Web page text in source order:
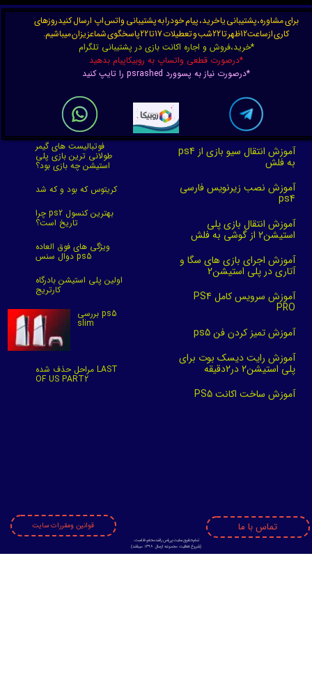
★★★★★
★★★★
★ ★
تمام حقوق سایت پی اس راشد محفوظ است.
​​​​​​​(شروع فعالیت مجموعه ازسال 1398 میباشد)
تماس با ما قوانین ومقررات سایت
آموزش انتقال سیو بازی از ps4
به فلش
آموزش نصب زیرنویس فارسی
ps4
آموزش انتقال بازی پلی
استیشن2 از گوشی به فلش
آموزش اجرای بازی های سگا و
آتاری در پلی استیشن2
آموزش سرویس کامل PS4
PRO
آموزش تمیز کردن فن ps5
آموزش رایت دیسک بوت برای
پلی استیشن2 در2دقیقه
آموزش ساخت اکانت PS5
برای مشاوره،پشتیبانی یا خرید، پیام خودرا به پشتیبانی واتس اپ ارسال کنیدروزهای
کاری ازساعت12ظهر تا 22شب و تعطیلات 17تا 22پاسخگوی شماعزیزان میباشیم.
*خرید،فروش و اجاره اکانت بازی در پشتیبانی تلگرام
*درصورت قطعی واتساپ به روبیکاپیام بدهید
*درصورت نیاز به پسوورد psrashed را تایپ کنید
فوتبالیست های گیمر
طولانی ترین بازی پلی
استیشن چه بازی بود؟
کریتوس که بود و که شد
چرا ps2 بهترین کنسول
تاریخ است؟
ویژگی های فوق العاده
دوال سنس ps5
اولین پلی استیشن بادرگاه
کارتریج
بررسی ps5
slim
مراحل حذف شده LAST
OF US PART2